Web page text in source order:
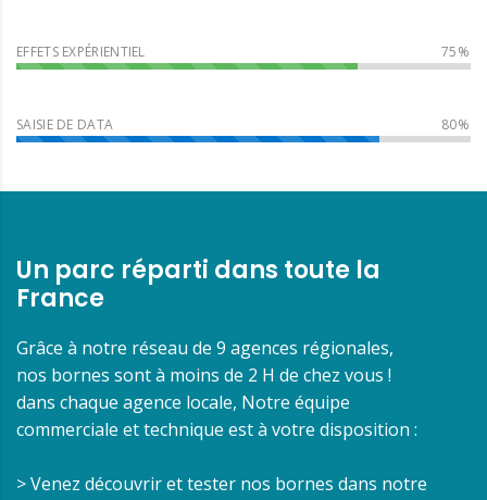
EFFETS EXPÉRIENTIEL
SAISIE DE DATA
Un parc réparti dans toute la
France
Grâce à notre réseau de 9 agences régionales,
nos bornes sont à moins de 2 H de chez vous !
dans chaque agence locale, Notre équipe
commerciale et technique est à votre disposition :
> Venez découvrir et tester nos bornes dans notre